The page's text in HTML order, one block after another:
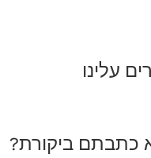
עלינו
כתבתם ביקורת?